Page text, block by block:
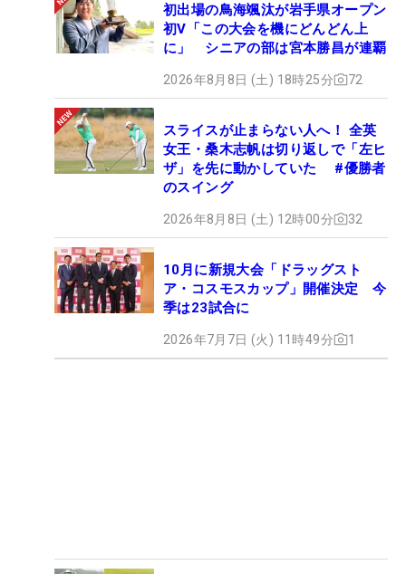
初出場の鳥海颯汰が岩手県オープン
初V「この大会を機にどんどん上
に」 シニアの部は宮本勝昌が連覇
2026年8月8日 (土) 18時25分 72
スライスが止まらない人へ！ 全英
女王・桑木志帆は切り返しで「左ヒ
ザ」を先に動かしていた #優勝者
のスイング
2026年8月8日 (土) 12時00分 32
10月に新規大会「ドラッグスト
ア・コスモスカップ」開催決定 今
季は23試合に
2026年7月7日 (火) 11時49分 1